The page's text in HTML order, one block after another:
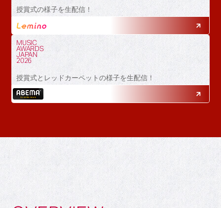
授賞式の様子を生配信！
MUSIC
AWARDS
JAPAN
2026
授賞式とレッドカーペットの様子を生配信！